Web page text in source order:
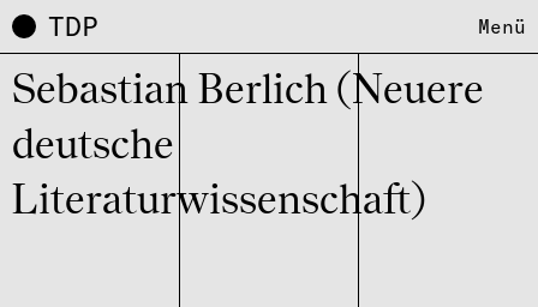
TDP Menü
Sebas­tian Berlich (Neuere
deutsche
Literaturwissenschaft)